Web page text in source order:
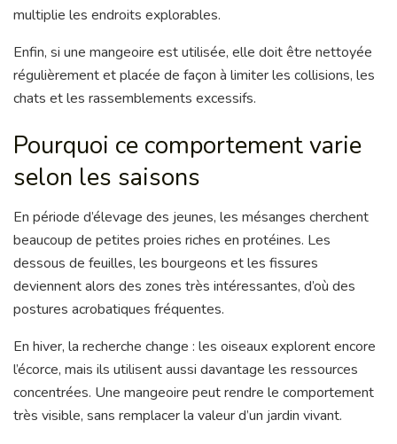
multiplie les endroits explorables.
Enfin, si une mangeoire est utilisée, elle doit être nettoyée
régulièrement et placée de façon à limiter les collisions, les
chats et les rassemblements excessifs.
Pourquoi ce comportement varie
selon les saisons
En période d’élevage des jeunes, les mésanges cherchent
beaucoup de petites proies riches en protéines. Les
dessous de feuilles, les bourgeons et les fissures
deviennent alors des zones très intéressantes, d’où des
postures acrobatiques fréquentes.
En hiver, la recherche change : les oiseaux explorent encore
l’écorce, mais ils utilisent aussi davantage les ressources
concentrées. Une mangeoire peut rendre le comportement
très visible, sans remplacer la valeur d’un jardin vivant.